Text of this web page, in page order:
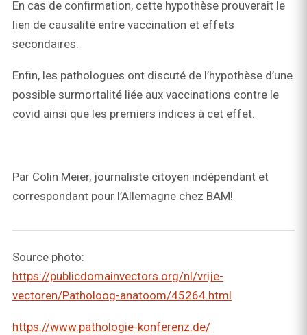
En cas de confirmation, cette hypothèse prouverait le
lien de causalité entre vaccination et effets
secondaires.
Enfin, les pathologues ont discuté de l’hypothèse d’une
possible surmortalité liée aux vaccinations contre le
covid ainsi que les premiers indices à cet effet.
Par Colin Meier, journaliste citoyen indépendant et
correspondant pour l’Allemagne chez BAM!
Source photo:
https://publicdomainvectors.org/nl/vrije-
vectoren/Patholoog-anatoom/45264.html
https://www.pathologie-konferenz.de/